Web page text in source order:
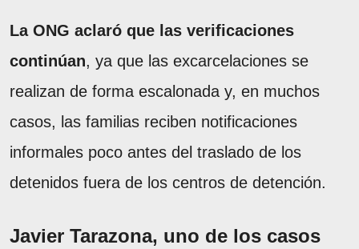
La ONG aclaró que las verificaciones
continúan, ya que las excarcelaciones se
realizan de forma escalonada y, en muchos
casos, las familias reciben notificaciones
informales poco antes del traslado de los
detenidos fuera de los centros de detención.
Javier Tarazona, uno de los casos